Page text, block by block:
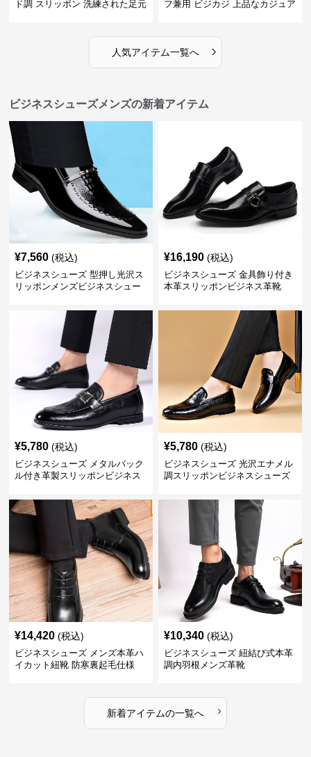
ド調 スリッポン 洗練された足元
フ兼用 ビジカジ 上品なカジュア
人気アイテム一覧へ ›
ビジネスシューズメンズの新着アイテム
¥7,560 (税込)
ビジネスシューズ 型押し光沢ス
リッポンメンズビジネスシュー
¥16,190 (税込)
ビジネスシューズ 金具飾り付き
本革スリッポンビジネス革靴
¥5,780 (税込)
ビジネスシューズ メタルバック
ル付き革製スリッポンビジネス
¥5,780 (税込)
ビジネスシューズ 光沢エナメル
調スリッポンビジネスシューズ
¥14,420 (税込)
ビジネスシューズ メンズ本革ハ
イカット紐靴 防寒裏起毛仕様
¥10,340 (税込)
ビジネスシューズ 紐結び式本革
調内羽根メンズ革靴
新着アイテムの一覧へ ›